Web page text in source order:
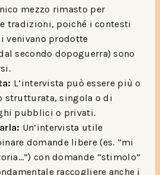
mezzo rimasto per
tradizioni, poiché i contesti
venivano prodotte
secondo dopoguerra) sono
L’intervista può essere più o
strutturata, singola o di
pubblici o privati.
Un’intervista utile
domande libere (es. “mi
con domande “stimolo”
raccogliere anche i